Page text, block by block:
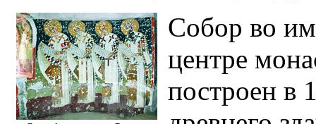
Собор во
центре
построен в